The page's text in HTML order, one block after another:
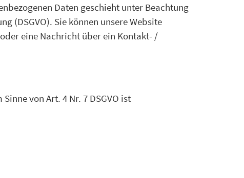
Daten geschieht unter Beachtung
(DSGVO). Sie können unsere Website
eine Nachricht über ein Kontakt- /
von Art. 4 Nr. 7 DSGVO ist